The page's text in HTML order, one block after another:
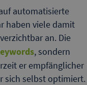
automatisierte
haben viele damit
an. Die
, sondern
er empfänglicher
sich selbst optimiert.